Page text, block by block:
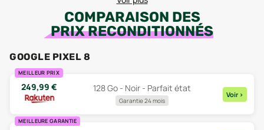
COMPARAISON DES
PRIX RECONDITIONNÉS
GOOGLE PIXEL 8
MEILLEUR PRIX
249,99 € 128 Go - Noir - Parfait état
Garantie 24 mois
Voir >
MEILLEURE GARANTIE